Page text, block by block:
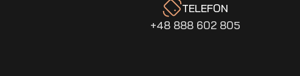
TELEFON
+48 888 602 805